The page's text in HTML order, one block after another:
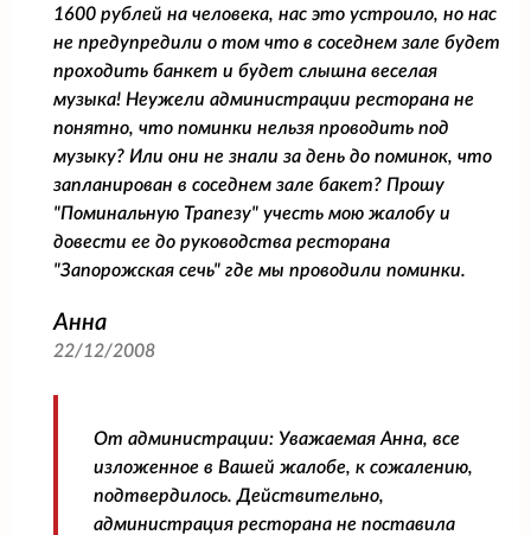
1600 рублей на человека, нас это устроило, но нас
не предупредили о том что в соседнем зале будет
проходить банкет и будет слышна веселая
музыка! Неужели администрации ресторана не
понятно, что поминки нельзя проводить под
музыку? Или они не знали за день до поминок, что
запланирован в соседнем зале бакет? Прошу
"Поминальную Трапезу" учесть мою жалобу и
довести ее до руководства ресторана
"Запорожская сечь" где мы проводили поминки.
Анна
22/12/2008
От администрации: Уважаемая Анна, все
изложенное в Вашей жалобе, к сожалению,
подтвердилось. Действительно,
администрация ресторана не поставила